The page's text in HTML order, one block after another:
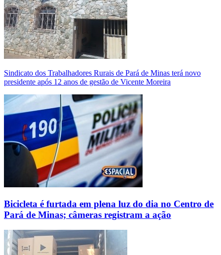
Sindicato dos Trabalhadores Rurais de Pará de Minas terá novo
presidente após 12 anos de gestão de Vicente Moreira
Bicicleta é furtada em plena luz do dia no Centro de
Pará de Minas; câmeras registram a ação